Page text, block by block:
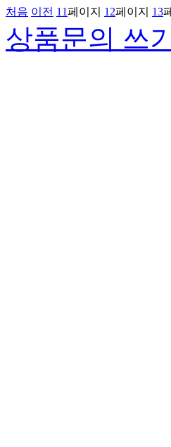
처음 이전 11페이지 12페이지 13
상품문의 쓰